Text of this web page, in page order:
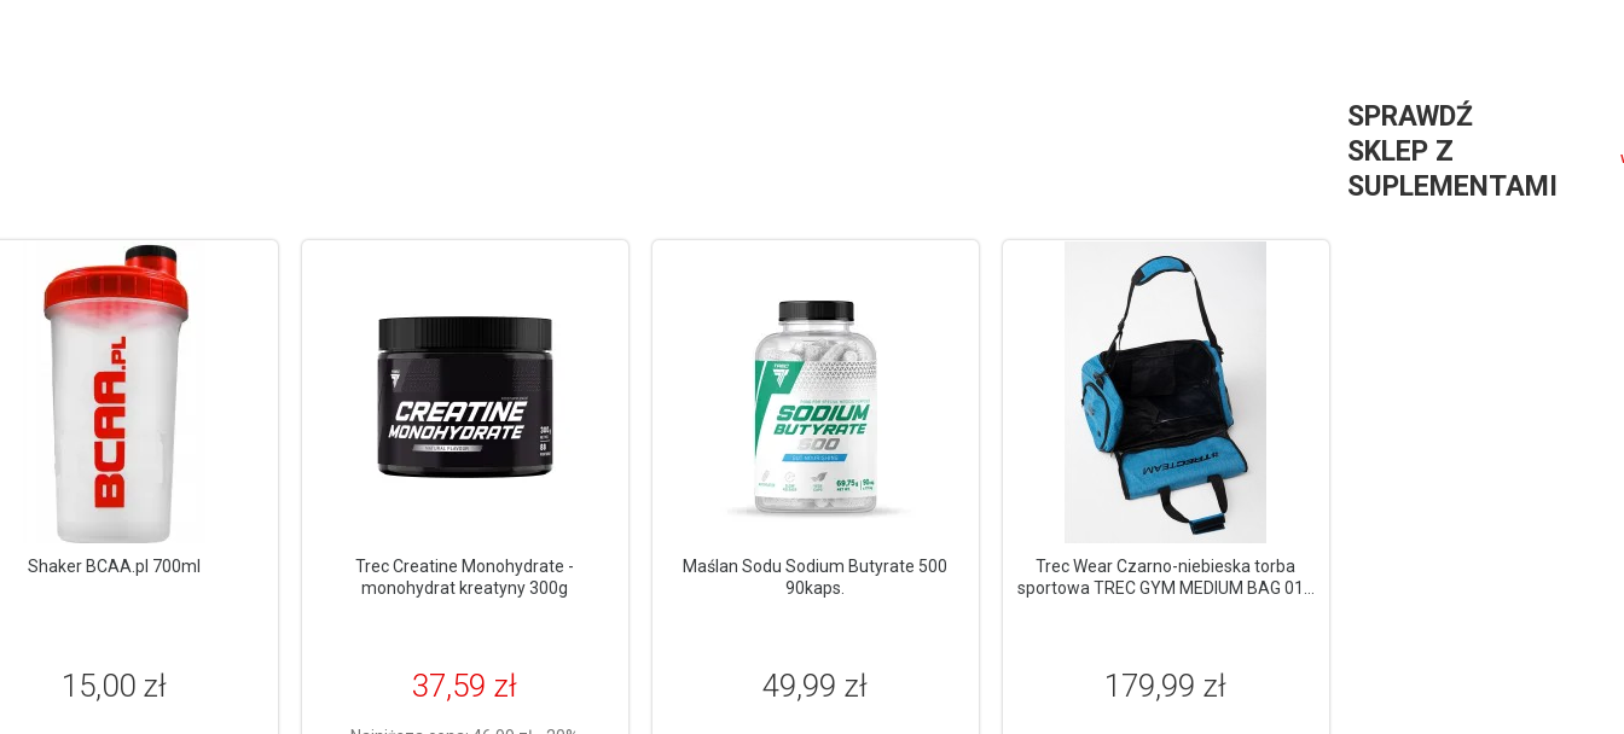
SPRAWDŹ
SKLEP Z
SUPLEMENTAMI
Shaker BCAA.pl 700ml
15,00 zł
Trec Creatine Monohydrate -
monohydrat kreatyny 300g
37,59 zł
Maślan Sodu Sodium Butyrate 500
90kaps.
49,99 zł
Trec Wear Czarno-niebieska torba
sportowa TREC GYM MEDIUM BAG 014
179,99 zł